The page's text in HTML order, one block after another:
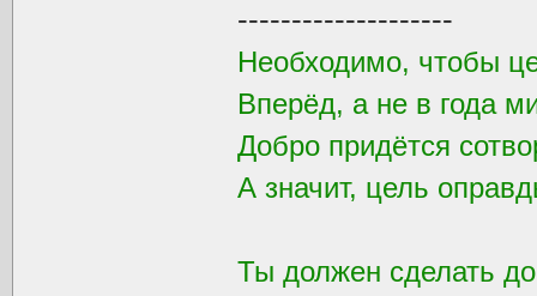
--------------------
Необходимо, чтобы
Вперёд, а не в года
Добро придётся
А значит, цель
Ты должен сделать